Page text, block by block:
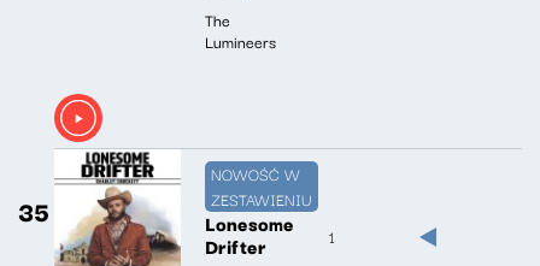
The
Lumineers
35
NOWOŚĆ W
ZESTAWIENIU
Lonesome
Drifter 1